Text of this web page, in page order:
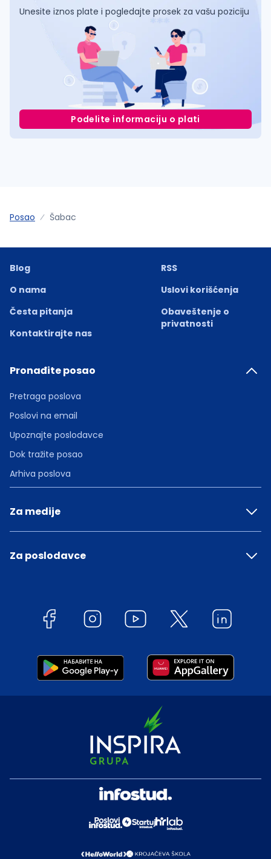
Unesite iznos plate i pogledajte prosek za vašu poziciju
Podelite informaciju o plati
Posao Šabac
Blog
O nama
Česta pitanja
Kontaktirajte nas
RSS
Uslovi korišćenja
Obaveštenje o
privatnosti
Pronađite posao
Pretraga poslova
Poslovi na email
Upoznajte poslodavce
Dok tražite posao
Arhiva poslova
Za medije
Za poslodavce